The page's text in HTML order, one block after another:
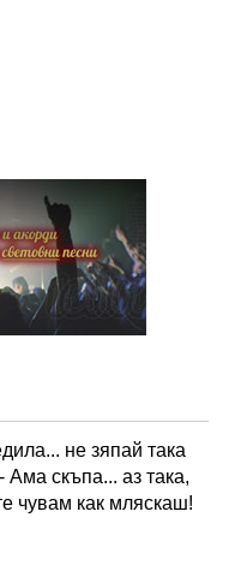
не зяпай така
скъпа... аз така,
чувам как мляскаш!